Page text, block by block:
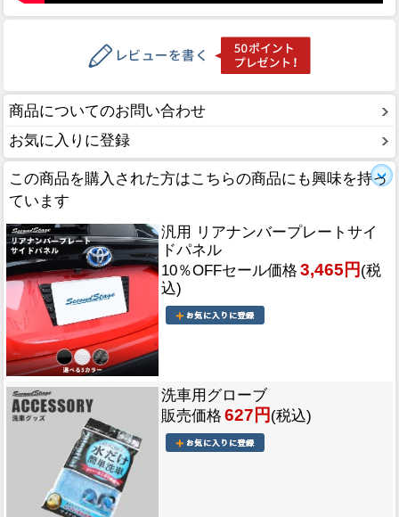
商品についてのお問い合わせ
お気に入りに登録
この商品を購入された方はこちらの商品にも興味を持っ
ています
汎用 リアナンバープレートサイ
ドパネル
10％OFFセール価格 3,465円 (税
込)
洗車用グローブ
販売価格 627円 (税込)